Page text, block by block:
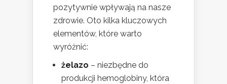
pozytywnie wpływają na nasze
zdrowie. Oto kilka kluczowych
elementów, które warto
wyróżnić:
żelazo – niezbędne do
produkcji hemoglobiny, która